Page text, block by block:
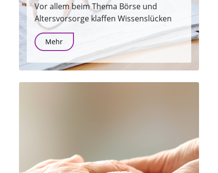
Vor allem beim Thema Börse und
Altersvorsorge klaffen Wissenslücken
Mehr